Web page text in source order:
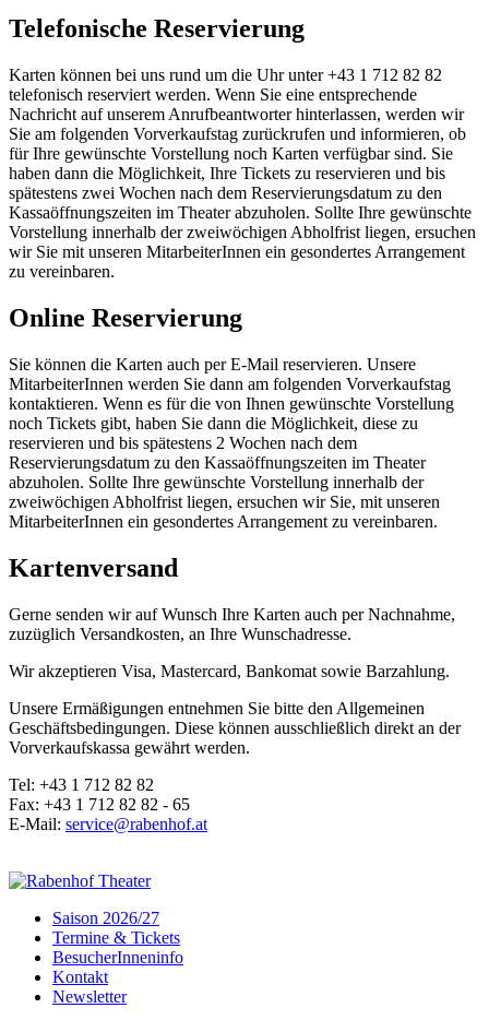
Telefonische Reservierung
Karten können bei uns rund um die Uhr unter +43 1 712 82 82
telefonisch reserviert werden. Wenn Sie eine entsprechende
Nachricht auf unserem Anrufbeantworter hinterlassen, werden wir
Sie am folgenden Vorverkaufstag zurückrufen und informieren, ob
für Ihre gewünschte Vorstellung noch Karten verfügbar sind. Sie
haben dann die Möglichkeit, Ihre Tickets zu reservieren und bis
spätestens zwei Wochen nach dem Reservierungsdatum zu den
Kassaöffnungszeiten im Theater abzuholen. Sollte Ihre gewünschte
Vorstellung innerhalb der zweiwöchigen Abholfrist liegen, ersuchen
wir Sie mit unseren MitarbeiterInnen ein gesondertes Arrangement
zu vereinbaren.
Online Reservierung
Sie können die Karten auch per E-Mail reservieren. Unsere
MitarbeiterInnen werden Sie dann am folgenden Vorverkaufstag
kontaktieren. Wenn es für die von Ihnen gewünschte Vorstellung
noch Tickets gibt, haben Sie dann die Möglichkeit, diese zu
reservieren und bis spätestens 2 Wochen nach dem
Reservierungsdatum zu den Kassaöffnungszeiten im Theater
abzuholen. Sollte Ihre gewünschte Vorstellung innerhalb der
zweiwöchigen Abholfrist liegen, ersuchen wir Sie, mit unseren
MitarbeiterInnen ein gesondertes Arrangement zu vereinbaren.
Kartenversand
Gerne senden wir auf Wunsch Ihre Karten auch per Nachnahme,
zuzüglich Versandkosten, an Ihre Wunschadresse.
Wir akzeptieren Visa, Mastercard, Bankomat sowie Barzahlung.
Unsere Ermäßigungen entnehmen Sie bitte den Allgemeinen
Geschäftsbedingungen. Diese können ausschließlich direkt an der
Vorverkaufskassa gewährt werden.
Tel: +43 1 712 82 82
Fax: +43 1 712 82 82 - 65
E-Mail: service@rabenhof.at
Saison 2026/27
Termine & Tickets
BesucherInneninfo
Kontakt
Newsletter